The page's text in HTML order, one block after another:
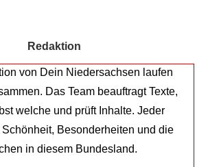
Redaktion
von Dein Niedersachsen laufen
Das Team beauftragt Texte,
welche und prüft Inhalte. Jeder
Schönheit, Besonderheiten und die
in diesem Bundesland.